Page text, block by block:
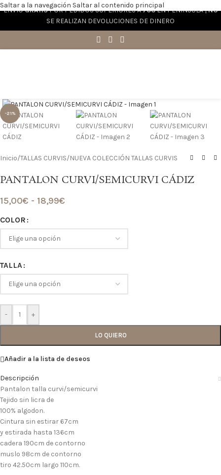
Saltar a la navegación Saltar al contenido principal
ENVÍOGRATISPOR PEDIDOS SUPERIORES A70€EN PENÍNSULA |NO
SE REALIZAN DEVOLUCIONES DE DINERO
-21%
Inicio/TALLAS CURVIS/NUEVA COLECCIÓN TALLAS CURVIS
PANTALON CURVI/SEMICURVI CÁDIZ
15,00€ - 18,99€
COLOR
TALLA
- +
LO QUIERO
Añadir a la lista de deseos
Descripción
Pantalon talla curvi/semicurvi
Tejido sin licra de
100% algodon.
Cintura sin estirar 67cm
y estirada hasta 136cm
cadera 190cm de contorno
muslo 98cm de contorno
tiro 42.50cm largo 110cm.